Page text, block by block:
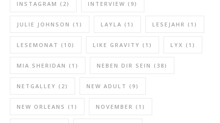
INSTAGRAM (2) INTERVIEW (9)
JULIE JOHNSON (1) LAYLA (1) LESEJAHR (1)
LESEMONAT (10) LIKE GRAVITY (1) LYX (1)
MIA SHERIDAN (1) NEBEN DIR SEIN (38)
NETGALLEY (2) NEW ADULT (9)
NEW ORLEANS (1) NOVEMBER (1)